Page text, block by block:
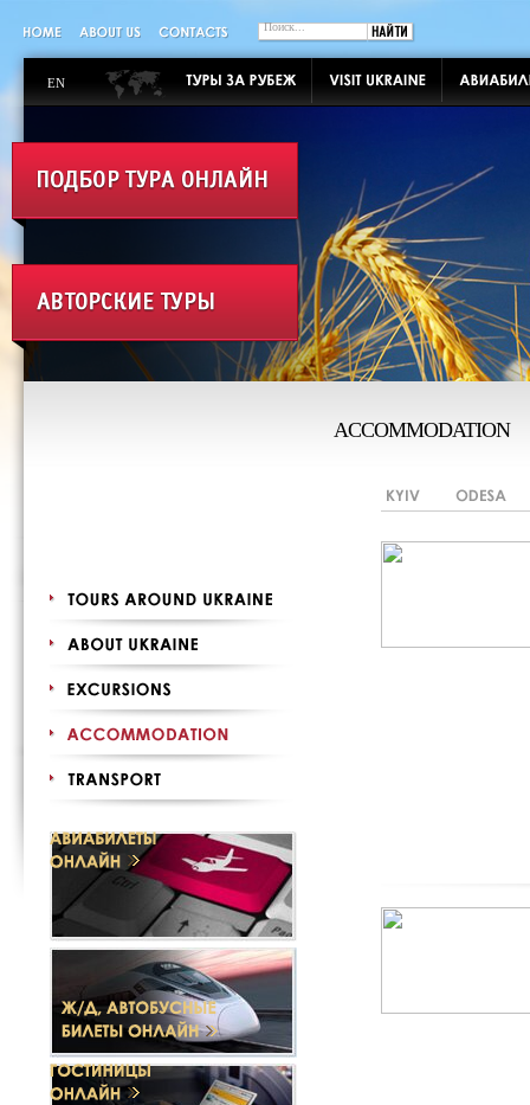
EN
ACCOMMODATION